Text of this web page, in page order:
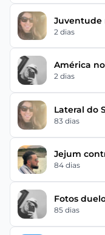
Juventude
2 dias
América
2 dias
Lateral do
83 dias
Jejum
84 dias
Fotos
85 dias